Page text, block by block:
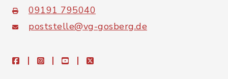
09191 795040
poststelle@vg-gosberg.de
facebookinstagramyoutubeX